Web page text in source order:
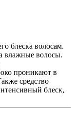
блеска волосам.
влажные волосы.
проникают в
средство
блеск,